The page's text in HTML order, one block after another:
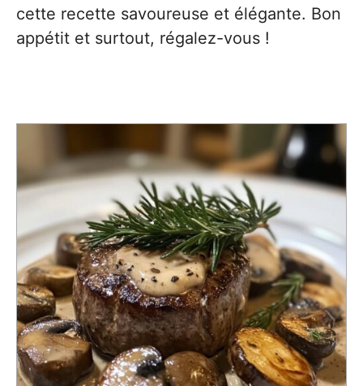
cette recette savoureuse et élégante. Bon
appétit et surtout, régalez-vous !